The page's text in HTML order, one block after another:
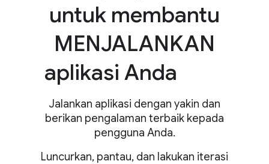
untuk membantu
MENJALANKAN
aplikasi Anda
Jalankan aplikasi dengan yakin dan
berikan pengalaman terbaik kepada
pengguna Anda.
Luncurkan, pantau, dan lakukan iterasi